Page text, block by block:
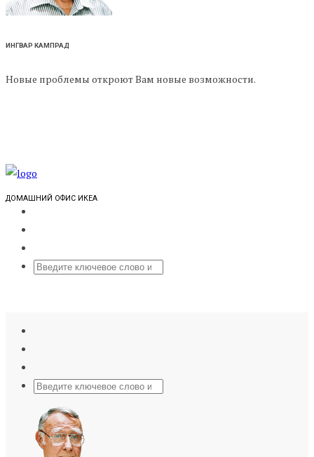
ИНГВАР КАМПРАД
Новые проблемы откроют Вам новые возможности.
ДОМАШНИЙ ОФИС ИКЕА